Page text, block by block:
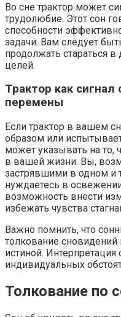
Во сне трактор может
трудолюбие. Этот сон
способности
задачи. Вам следует
продолжать стараться
целей.
Трактор как
перемены
Если трактор в вашем
образом или
может указывать на
в вашей жизни. Вы,
застрявшими в одном
нуждаетесь в
возможность внести
избежать чувства
Важно помнить, что
толкование сновидений
истиной.
индивидуальных
Толкование по